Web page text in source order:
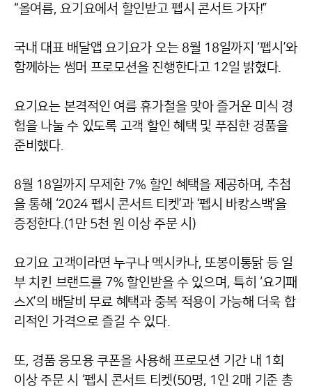
“올여름, 요기요에서 할인받고 펩시 콘서트 가자!”
국내 대표 배달앱 요기요가 오는 8월 18일까지 ‘펩시’와
함께하는 썸머 프로모션을 진행한다고 12일 밝혔다.
요기요는 본격적인 여름 휴가철을 맞아 즐거운 미식 경
험을 나눌 수 있도록 고객 할인 혜택 및 푸짐한 경품을
준비했다.
8월 18일까지 무제한 7% 할인 혜택을 제공하며, 추첨
을 통해 ‘2024 펩시 콘서트 티켓’과 ‘펩시 바캉스백’을
증정한다.(1만 5천 원 이상 주문 시)
요기요 고객이라면 누구나 멕시카나, 또봉이통닭 등 일
부 치킨 브랜드를 7% 할인받을 수 있으며, 특히 ‘요기패
스X’의 배달비 무료 혜택과 중복 적용이 가능해 더욱 합
리적인 가격으로 즐길 수 있다.
또, 경품 응모용 쿠폰을 사용해 프로모션 기간 내 1회
이상 주문 시 ‘펩시 콘서트 티켓(50명, 1인 2매 기준 총